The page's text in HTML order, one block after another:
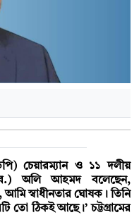
চেয়ারম্যান ও ১১ দলীয়
অলি আহমদ বলেছেন,
স্বাধীনতার ঘোষক। তিনি
তো ঠিকই আছে।’ চট্টগ্রামের